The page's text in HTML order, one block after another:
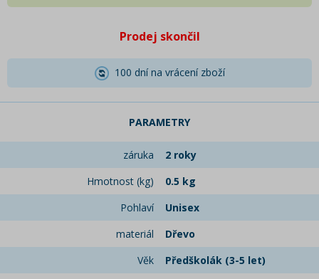
Prodej skončil
100 dní na vrácení zboží
PARAMETRY
záruka
2 roky
Hmotnost (kg)
0.5 kg
Pohlaví
Unisex
materiál
Dřevo
Věk
Předškolák (3-5 let)